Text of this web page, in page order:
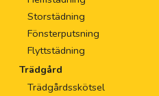
Storstädning
Fönsterputsning
Flyttstädning
Trädgård
Trädgårdsskötsel